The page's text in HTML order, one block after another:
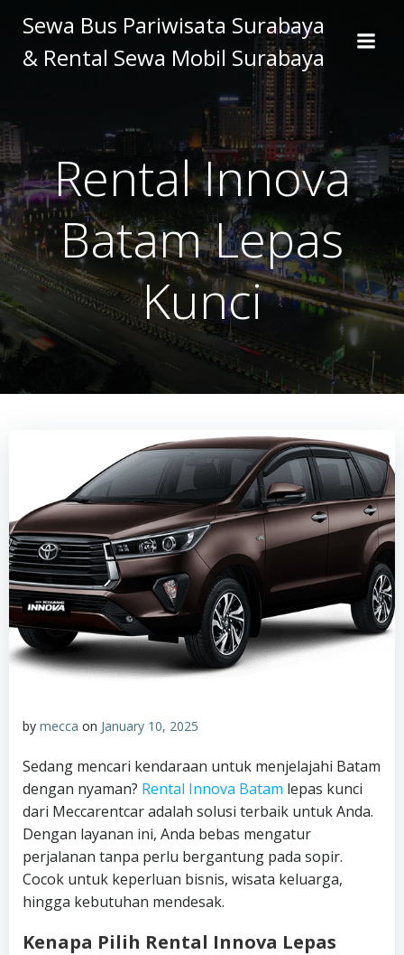
to
content
Sewa Bus Pariwisata Surabaya
& Rental Sewa Mobil Surabaya
Rental Innova
Batam Lepas
Kunci
by mecca on January 10, 2025
Sedang mencari kendaraan untuk menjelajahi Batam
dengan nyaman? Rental Innova Batam lepas kunci
dari Meccarentcar adalah solusi terbaik untuk Anda.
Dengan layanan ini, Anda bebas mengatur
perjalanan tanpa perlu bergantung pada sopir.
Cocok untuk keperluan bisnis, wisata keluarga,
hingga kebutuhan mendesak.
Kenapa Pilih Rental Innova Lepas